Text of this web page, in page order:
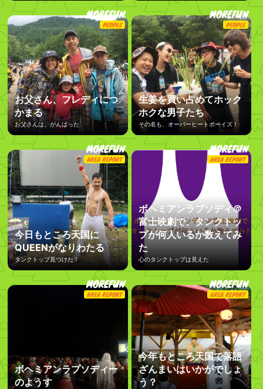
MOREFUN
PEOPLE
お父さん、フレディにつ
かまる
お父さんは、がんばった
MOREFUN
PEOPLE
生姜を買い占めてホック
ホクな男子たち
その名も、オーバーヒートボーイズ！
MOREFUN
AREA REPORT
今日もところ天国に
QUEENがなりわたる
タンクトップ見つけた！
MOREFUN
AREA REPORT
ボヘミアンラプソディ＠
富士映劇で、タンクトッ
プが何人いるか数えてみ
た
心のタンクトップは見えた
MOREFUN
AREA REPORT
ボヘミアンラプソディー
のようす
MOREFUN
AREA REPORT
今年もところ天国で落語
ざんまいはいかがでしょ
う？